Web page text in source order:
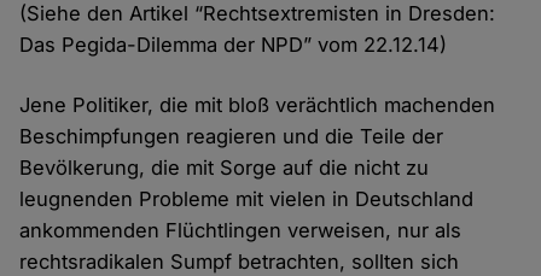
(Siehe den Artikel “Rechtsextremisten in Dresden:
Das Pegida-Dilemma der NPD” vom 22.12.14)
Jene Politiker, die mit bloß verächtlich machenden
Beschimpfungen reagieren und die Teile der
Bevölkerung, die mit Sorge auf die nicht zu
leugnenden Probleme mit vielen in Deutschland
ankommenden Flüchtlingen verweisen, nur als
rechtsradikalen Sumpf betrachten, sollten sich